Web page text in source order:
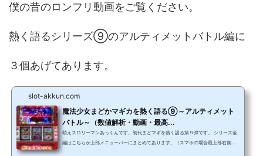
僕の昔のロンフリ動画をご覧ください。
熱く語るシリーズ⑨のアルティメットバトル編に
３個あげてあります。
slot-akkun.com
魔法少女まどかマギカを熱く語る⑨～アルティメット
バトル～（数値解析・動画・最高...
萌えスロリーマンあっくんです。初代まどマギを熱く語る第９弾です。 シリーズ全
編はこちらか上部メニューバーにまとめてあります。（スマホの場合最上部右側の